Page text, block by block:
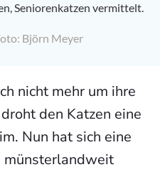
Seniorenkatzen vermittelt.
Björn Meyer
nicht mehr um ihre
den Katzen eine
Nun hat sich eine
münsterlandweit